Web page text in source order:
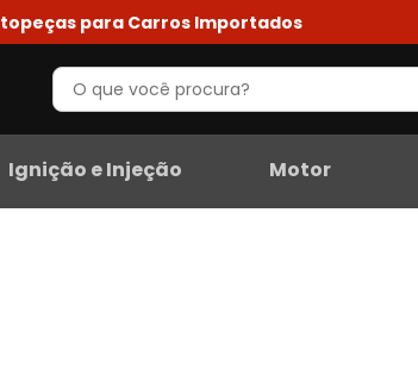
para Carros Importados
Ignição e Injeção Motor